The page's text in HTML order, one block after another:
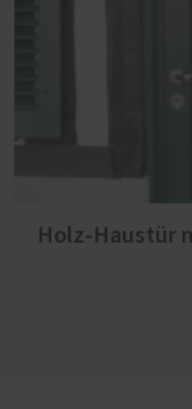
Holz-Haustür